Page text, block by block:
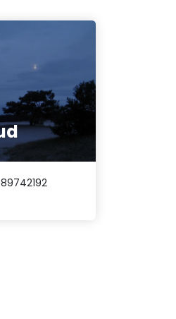
89742192